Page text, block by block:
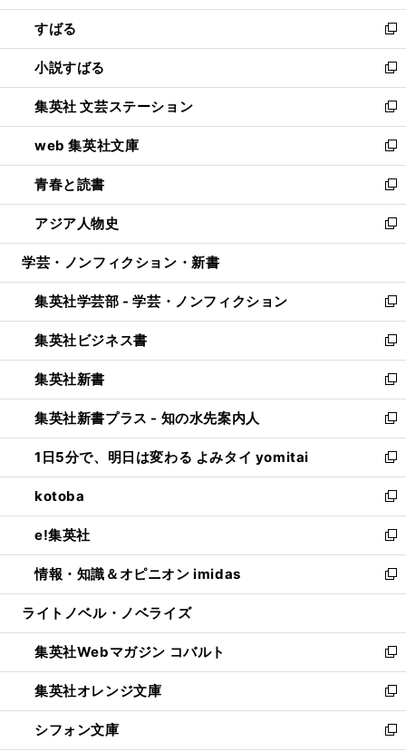
開
く
ウ
で
開
く
ン
ド
ウ
で
開
く
すばる
新
し
い
ウ
ィ
ン
ド
ウ
で
開
く
小説すばる
新
し
い
ウ
ィ
ン
ド
ウ
で
開
集英社 文芸ステーション
新
し
い
ウ
ィ
ン
ド
ウ
開
く
web 集英社文庫
新
し
い
ウ
ィ
ン
ウ
で
開
く
青春と読書
新
し
い
ウ
ン
ド
ウ
で
開
く
アジア人物史
新
し
ウ
ィ
ン
ド
ウ
で
開
く
学芸・ノンフィクション・新書
集英社学芸部 - 学芸・ノンフィクション
新
し
い
ウ
ィ
ン
ド
ウ
で
開
く
集英社ビジネス書
新
し
い
ウ
ィ
ン
ド
ウ
で
開
く
集英社新書
新
し
い
ウ
ィ
ン
ド
ウ
で
開
く
集英社新書プラス - 知の水先案内人
新
し
い
ウ
ィ
ン
ド
ウ
で
開
1日5分で、明日は変わる よみタイ yomitai
新
し
い
ウ
ィ
ン
ド
ウ
開
く
kotoba
新
し
い
ウ
ィ
ン
ウ
で
開
く
e!集英社
新
し
い
ウ
ン
ド
ウ
で
開
く
情報・知識＆オピニオン imidas
新
し
ウ
ィ
ン
ド
ウ
で
ライトノベル・ノベライズ
集英社Webマガジン コバルト
新
し
い
ウ
ィ
集英社オレンジ文庫
新
し
い
シフォン文庫
新